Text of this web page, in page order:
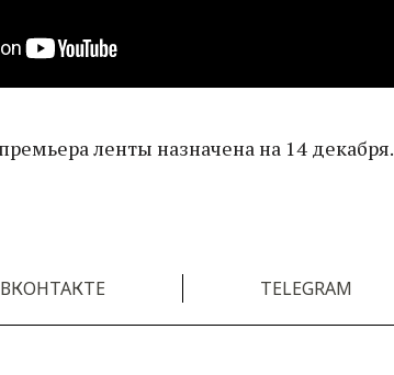
ленты назначена на 14 декабря.
ВКОНТАКТЕ TELEGRAM